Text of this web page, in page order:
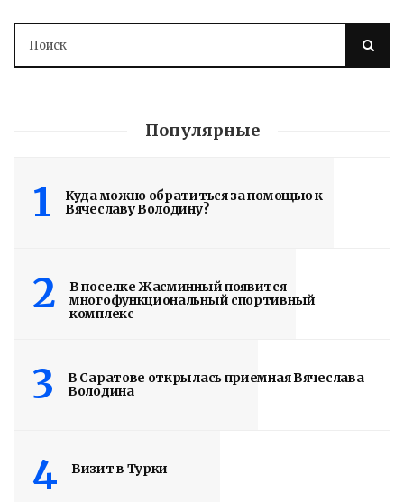
Популярные
1
Куда можно обратиться за помощью к
Вячеславу Володину?
2
В поселке Жасминный появится
многофункциональный спортивный
комплекс
3
В Саратове открылась приемная Вячеслава
Володина
4 Визит в Турки